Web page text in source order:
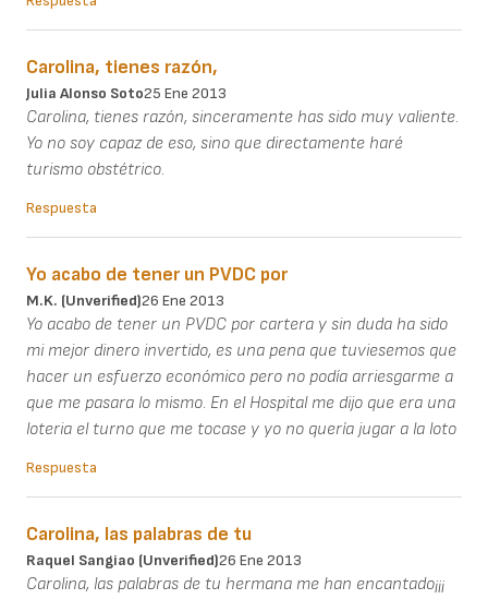
Carolina, tienes razón,
Julia Alonso Soto25 Ene 2013
Carolina, tienes razón, sinceramente has sido muy valiente.
Yo no soy capaz de eso, sino que directamente haré
turismo obstétrico.
Respuesta
Yo acabo de tener un PVDC por
M.K. (unverified)26 Ene 2013
Yo acabo de tener un PVDC por cartera y sin duda ha sido
mi mejor dinero invertido, es una pena que tuviesemos que
hacer un esfuerzo económico pero no podía arriesgarme a
que me pasara lo mismo. En el Hospital me dijo que era una
loteria el turno que me tocase y yo no quería jugar a la loto
Respuesta
Carolina, las palabras de tu
Raquel Sangiao (unverified)26 Ene 2013
Carolina, las palabras de tu hermana me han encantado¡¡¡